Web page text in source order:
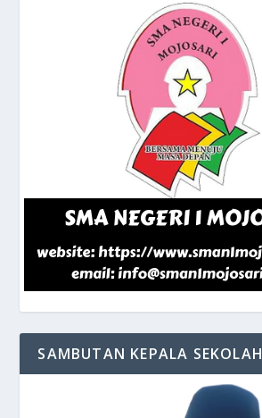
SAMBUTAN KEPALA SEKOLAH